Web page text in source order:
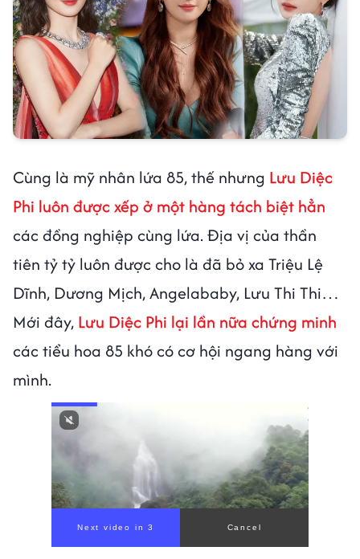
Cùng là mỹ nhân lứa 85, thế nhưng Lưu Diệc
Phi luôn được xếp ở một hàng tách biệt hẳn
các đồng nghiệp cùng lứa. Địa vị của thần
tiên tỷ tỷ luôn được cho là đã bỏ xa Triệu Lệ
Dĩnh, Dương Mịch, Angelababy, Lưu Thi Thi…
Mới đây, Lưu Diệc Phi lại lần nữa chứng minh
các tiểu hoa 85 khó có cơ hội ngang hàng với
mình.
Next video in 1 Cancel